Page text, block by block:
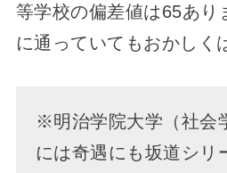
等学校の偏差値は65あり
に通っていてもおかしく
※明治学院大学（社会
には奇遇にも坂道シリ